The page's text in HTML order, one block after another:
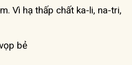
Vì hạ thấp chất ka-li, na-tri,
bẻ